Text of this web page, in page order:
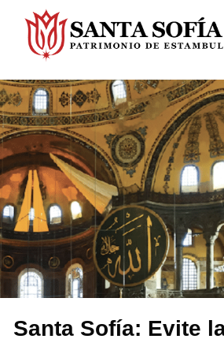
Santa Sofía: Evite